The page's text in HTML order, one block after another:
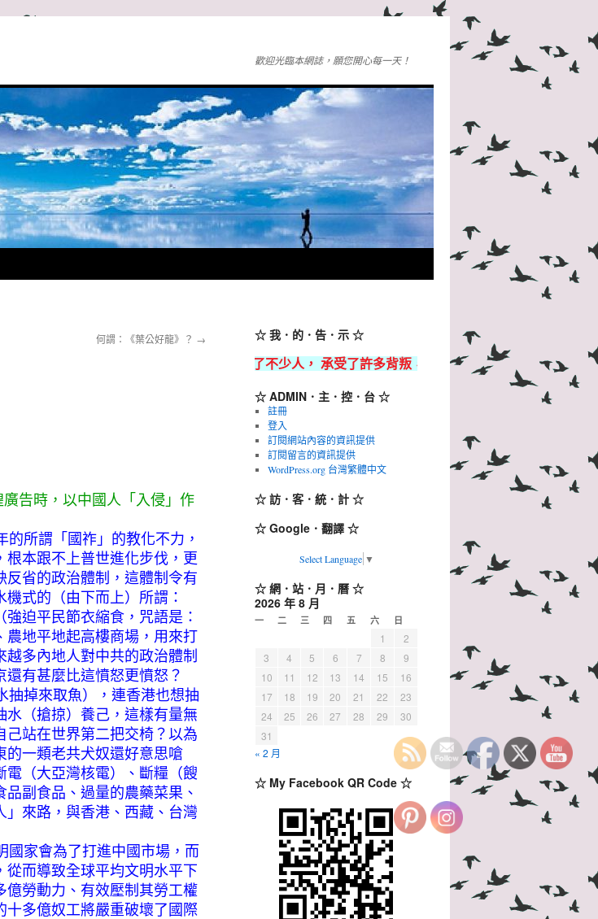
歡迎光臨本網誌，願您開心每一天！
何謂：《葉公好龍》？ →
告時，以中國人「入侵」作
所謂「國祚」的教化不力，
本跟不上普世進化步伐，更
省的政治體制，這體制令有
式的（由下而上）所謂：
迫平民節衣縮食，咒語是：
農地平地起高樓商場，用來打
多內地人對中共的政治體制
有甚麼比這憤怒更憤怒？
掉來取魚），連香港也想抽
（搶掠）養己，這樣有量無
站在世界第二把交椅？以為
的一類老共犬奴還好意思嗆
（大亞灣核電）、斷糧（餿
副食品、過量的農藥菜果、
來路，與香港、西藏、台灣
家會為了打進中國市場，而
而導致全球平均文明水平下
億勞動力、有效壓制其勞工權
多億奴工將嚴重破壞了國際
☆ 我．的．告．示 ☆
★我一生中走錯了不少路，看錯了不少人， 承受了許多背叛，我落魄得狼狽不堪，但都無所謂，只要
☆ ADMIN．主．控．台 ☆
註冊
登入
訂閱網站內容的資訊提供
訂閱留言的資訊提供
WordPress.org 台灣繁體中文
☆ 訪．客．統．計 ☆
☆ Google．翻譯 ☆
Select Language ▼
☆ 網．站．月．曆 ☆
2026 年 8 月
一 二 三 四 五 六 日
1
2
3
4 5 6 7 8
9
10
11 12 13 14 15
16
17
18 19 20 21 22
23
24
25 26 27 28 29
30
31
« 2 月
☆ My Facebook QR Code ☆